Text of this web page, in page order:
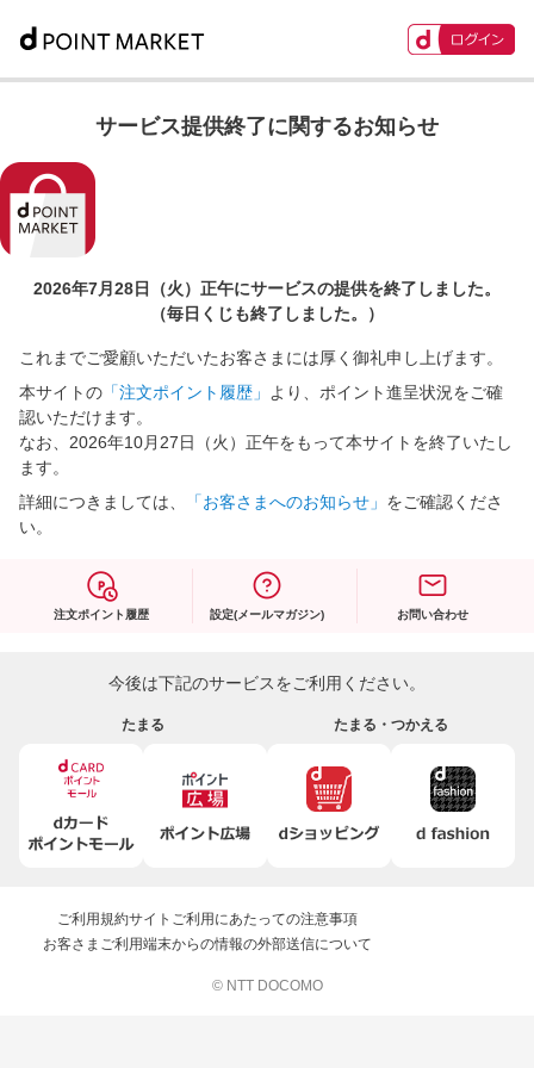
サービス提供終了に関するお知らせ
2026年7月28日（火）正午にサービスの提供を終了しました。
（毎日くじも終了しました。）
これまでご愛顧いただいたお客さまには厚く御礼申し上げます。
本サイトの 「注文ポイント履歴」
より、ポイント進呈状況をご確
認いただけます。
なお、2026年10月27日（火）正午をもって本サイトを終了いたし
ます。
詳細につきましては、
「お客さまへのお知らせ」 をご確認くださ
い。
注文ポイント履歴 設定(メールマガジン) お問い合わせ
今後は下記のサービスをご利用ください。
たまる たまる・つかえる
ご利用規約サイトご利用にあたっての注意事項
お客さまご利用端末からの情報の外部送信について
© NTT DOCOMO